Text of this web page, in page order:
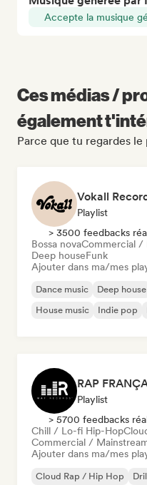
Accepte la musique
Ces médias /
également
Parce que tu regardes
Vokall
Playlist
> 3500 feedbacks
Bossa novaCommercial /
Deep houseFunk
Ajouter dans ma/mes
Dance music Deep house
House music
Indie pop
Playlist
> 5700 feedbacks
Chill / Lo-fi Hip-Hop
Commercial /
Ajouter dans ma/mes
Cloud Rap / Hip Hop